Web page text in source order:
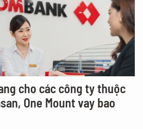
cho các công ty thuộc
One Mount vay bao